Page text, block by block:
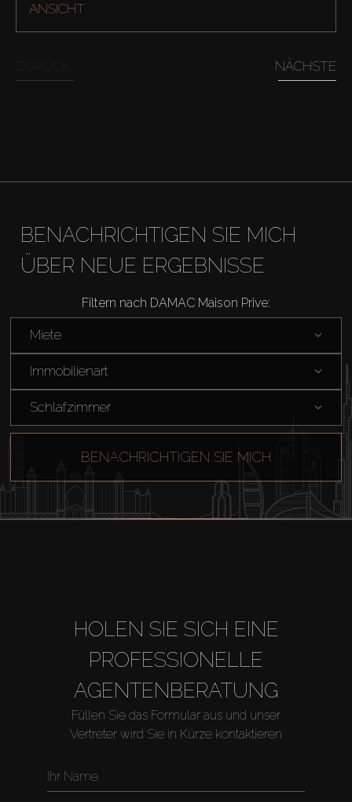
Kaufen
About Us
ANSICHT
NÄCHSTE
BENACHRICHTIGEN SIE MICH
ÜBER NEUE ERGEBNISSE
Filtern nach DAMAC Maison Prive:
Miete
Immobilienart
Schlafzimmer
BENACHRICHTIGEN SIE MICH
HOLEN SIE SICH EINE
PROFESSIONELLE
AGENTENBERATUNG
Füllen Sie das Formular aus und unser
Vertreter wird Sie in Kürze kontaktieren